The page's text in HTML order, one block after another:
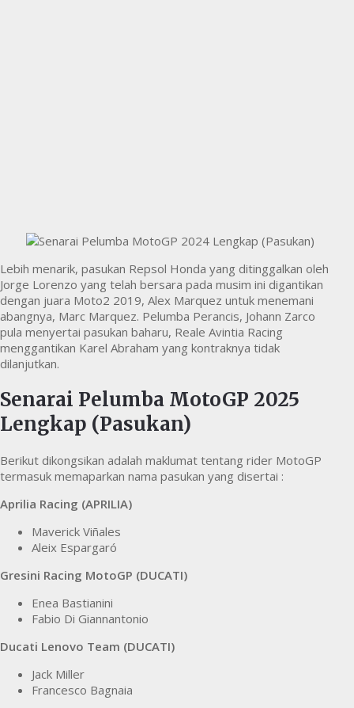
Lebih menarik, pasukan Repsol Honda yang ditinggalkan oleh
Jorge Lorenzo yang telah bersara pada musim ini digantikan
dengan juara Moto2 2019, Alex Marquez untuk menemani
abangnya, Marc Marquez. Pelumba Perancis, Johann Zarco
pula menyertai pasukan baharu, Reale Avintia Racing
menggantikan Karel Abraham yang kontraknya tidak
dilanjutkan.
Senarai Pelumba MotoGP 2025
Lengkap (Pasukan)
Berikut dikongsikan adalah maklumat tentang rider MotoGP
termasuk memaparkan nama pasukan yang disertai :
Aprilia Racing (APRILIA)
Maverick Viñales
Aleix Espargaró
Gresini Racing MotoGP (DUCATI)
Enea Bastianini
Fabio Di Giannantonio
Ducati Lenovo Team (DUCATI)
Jack Miller
Francesco Bagnaia